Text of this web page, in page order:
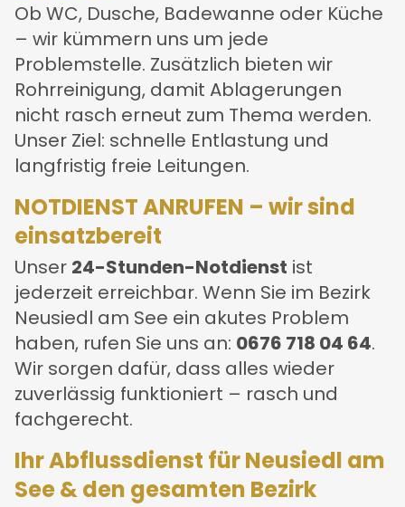
Ob WC, Dusche, Badewanne oder Küche
– wir kümmern uns um jede
Problemstelle. Zusätzlich bieten wir
Rohrreinigung, damit Ablagerungen
nicht rasch erneut zum Thema werden.
Unser Ziel: schnelle Entlastung und
langfristig freie Leitungen.
NOTDIENST ANRUFEN – wir sind
einsatzbereit
Unser 24-Stunden-Notdienst ist
jederzeit erreichbar. Wenn Sie im Bezirk
Neusiedl am See ein akutes Problem
haben, rufen Sie uns an: 0676 718 04 64.
Wir sorgen dafür, dass alles wieder
zuverlässig funktioniert – rasch und
fachgerecht.
Ihr Abflussdienst für Neusiedl am
See & den gesamten Bezirk